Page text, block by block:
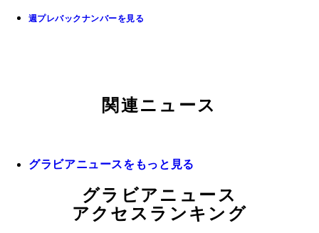
週プレバックナンバーを見る
関連ニュース
グラビアニュースをもっと見る
グラビアニュース
アクセスランキング